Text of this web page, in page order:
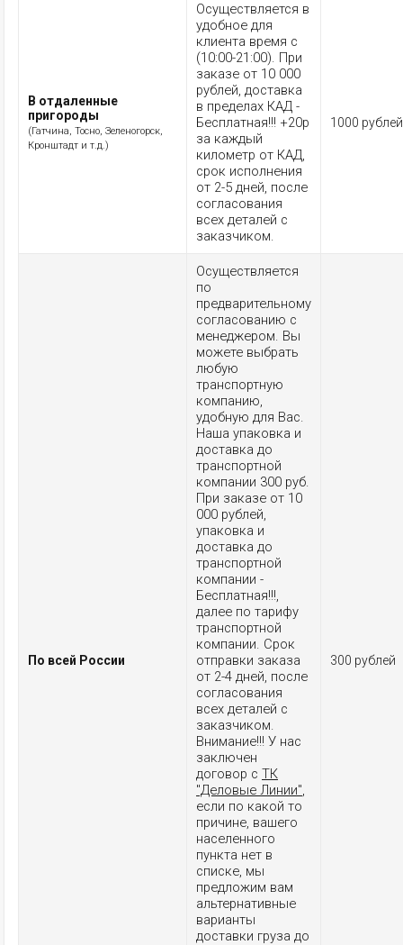
В отдаленные
пригороды
(Гатчина, Тосно, Зеленогорск,
Кронштадт и т.д.)
Осуществляется в
удобное для
клиента время с
(10:00-21:00). При
заказе от 10 000
рублей, доставка
в пределах КАД -
Бесплатная!!! +20р
за каждый
километр от КАД,
срок исполнения
от 2-5 дней, после
согласования
всех деталей с
заказчиком.
1000 рублей
По всей России
Осуществляется
по
предварительному
согласованию с
менеджером. Вы
можете выбрать
любую
транспортную
компанию,
удобную для Вас.
Наша упаковка и
доставка до
транспортной
компании 300 руб.
При заказе от 10
000 рублей,
упаковка и
доставка до
транспортной
компании -
Бесплатная!!!,
далее по тарифу
транспортной
компании. Срок
отправки заказа
от 2-4 дней, после
согласования
всех деталей с
заказчиком.
Внимание!!! У нас
заключен
договор с ТК
"Деловые Линии",
если по какой то
причине, вашего
населенного
пункта нет в
списке, мы
предложим вам
альтернативные
варианты
доставки груза до
300 рублей